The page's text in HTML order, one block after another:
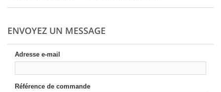
ENVOYEZ UN MESSAGE
Adresse e-mail
Référence de commande